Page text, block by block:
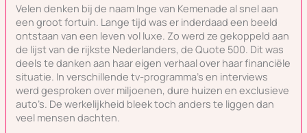
Velen denken bij de naam Inge van Kemenade al snel aan
een groot fortuin. Lange tijd was er inderdaad een beeld
ontstaan van een leven vol luxe. Zo werd ze gekoppeld aan
de lijst van de rijkste Nederlanders, de Quote 500. Dit was
deels te danken aan haar eigen verhaal over haar financiële
situatie. In verschillende tv-programma’s en interviews
werd gesproken over miljoenen, dure huizen en exclusieve
auto’s. De werkelijkheid bleek toch anders te liggen dan
veel mensen dachten.